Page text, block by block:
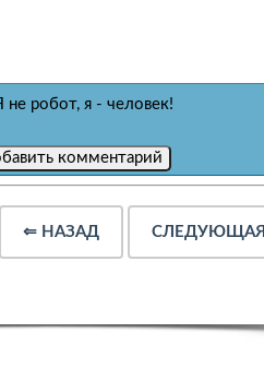
не робот, я - человек!
⇐ НАЗАД СЛЕДУЮЩАЯ